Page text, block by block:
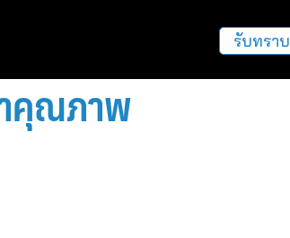
ฝากข่าวประชาสัมพันธ์
คุณภาพ
รับทราบ